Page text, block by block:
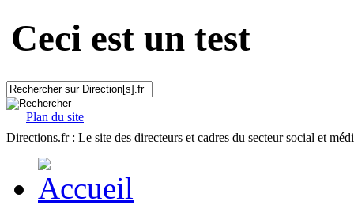
Ceci est un test
Plan du site
Directions.fr : Le site des directeurs et cadres du secteur social et